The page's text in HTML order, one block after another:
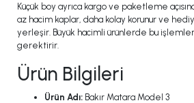
Küçük boy ayrıca kargo ve paketleme
az hacim kaplar, daha kolay korunur ve
yerleşir. Büyük hacimli ürünlerde bu
gerektirir.
Ürün Bilgileri
Ürün Adı: Bakır Matara Model 3